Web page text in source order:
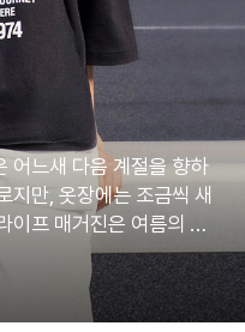
어느새 다음 계절을 향하
지만, 옷장에는 조금씩 새
이프 매거진은 여름의 마
께 담을 예정입니다. 지금
운 시즌 이야기를 만나보